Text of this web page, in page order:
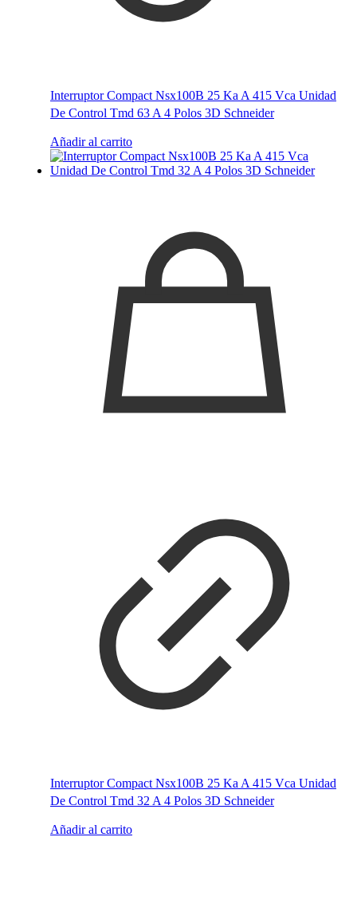
Interruptor Compact Nsx100B 25 Ka A 415 Vca Unidad
De Control Tmd 63 A 4 Polos 3D Schneider
Añadir al carrito
Interruptor Compact Nsx100B 25 Ka A 415 Vca Unidad
De Control Tmd 32 A 4 Polos 3D Schneider
Añadir al carrito